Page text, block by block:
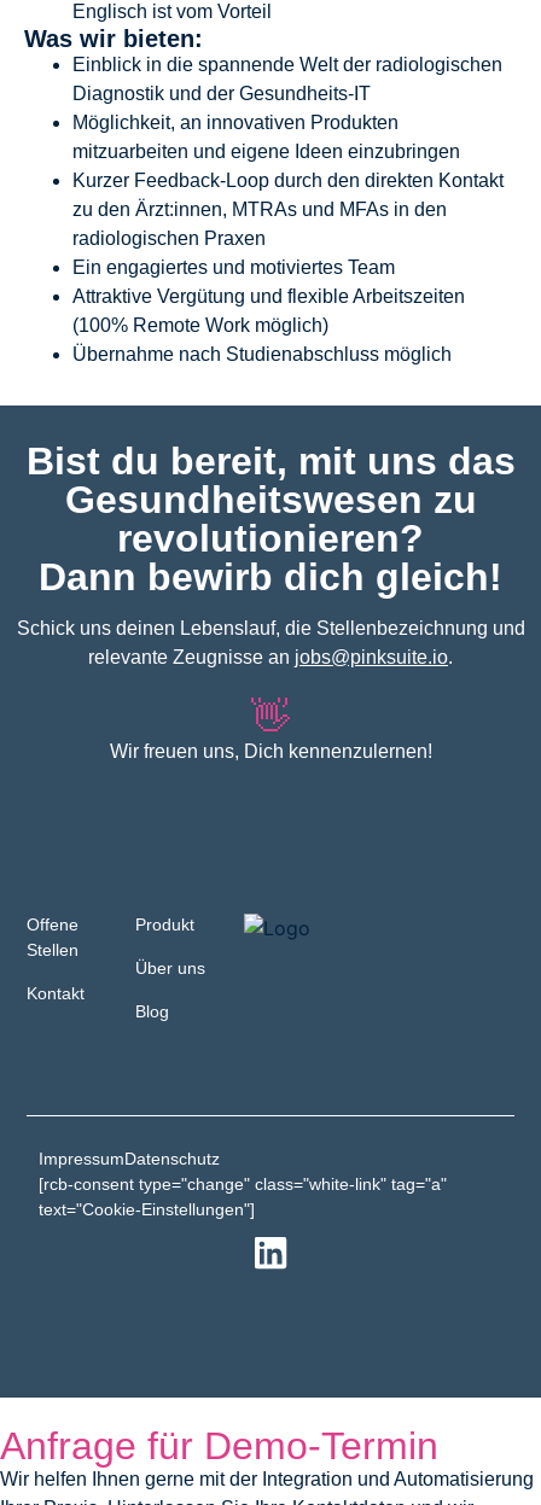
Englisch ist vom Vorteil
Was wir bieten:
Einblick in die spannende Welt der radiologischen
Diagnostik und der Gesundheits-IT
Möglichkeit, an innovativen Produkten
mitzuarbeiten und eigene Ideen einzubringen
Kurzer Feedback-Loop durch den direkten Kontakt
zu den Ärzt:innen, MTRAs und MFAs in den
radiologischen Praxen
Ein engagiertes und motiviertes Team
Attraktive Vergütung und flexible Arbeitszeiten
(100% Remote Work möglich)
Übernahme nach Studienabschluss möglich
Bist du bereit, mit uns das
Gesundheitswesen zu
revolutionieren?
Dann bewirb dich gleich!
Schick uns deinen Lebenslauf, die Stellenbezeichnung und
relevante Zeugnisse an jobs@pinksuite.io.
👋
Wir freuen uns, Dich kennenzulernen!
Produkt
Über uns
Blog
Offene
Stellen
Kontakt
ImpressumDatenschutz
[rcb-consent type="change" class="white-link" tag="a"
text="Cookie-Einstellungen"]
Anfrage für Demo-Termin
Wir helfen Ihnen gerne mit der Integration und Automatisierung